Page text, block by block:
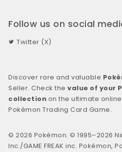
Follow us on social
Twitter (X)
Discover rare and valuable
Seller. Check thevalue of your
collection on the ultimate
Pokémon Trading Card Game.
© 2026 Pokémon. © 1995–2026
Inc./GAME FREAK inc. Pokémon,